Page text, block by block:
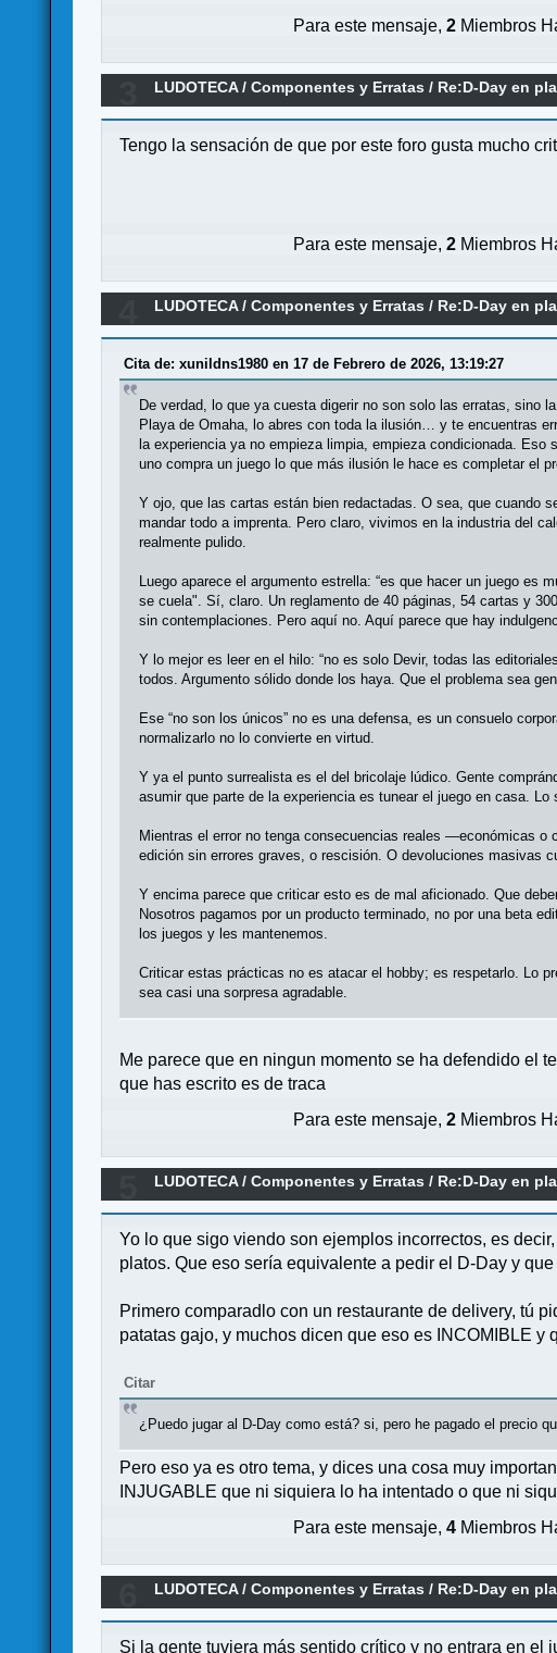
Para este mensaje,2 Miembros
LUDOTECA/Componentes y Erratas / Re:D-Day en
Tengo la sensación de que por este foro gusta mucho
Para este mensaje,2 Miembros
LUDOTECA/Componentes y Erratas / Re:D-Day en
Cita de: xunildns1980 en 17 de Febrero de 2026, 13:19:27
De verdad, lo que ya cuesta digerir no son solo las erratas, sino
Playa de Omaha, lo abres con toda la ilusión… y te encuentras
la experiencia ya no empieza limpia, empieza condicionada.
uno compra un juego lo que más ilusión le hace es completar el
Y ojo, que las cartas están bien redactadas. O sea, que cuando
mandar todo a imprenta. Pero claro, vivimos en la industria del
realmente pulido.
Luego aparece el argumento estrella: “es que hacer un juego
se cuela". Sí, claro. Un reglamento de 40 páginas, 54 cartas y
sin contemplaciones. Pero aquí no. Aquí parece que hay
Y lo mejor es leer en el hilo: “no es solo Devir, todas las
todos. Argumento sólido donde los haya. Que el problema sea
Ese “no son los únicos” no es una defensa, es un consuelo
normalizarlo no lo convierte en virtud.
Y ya el punto surrealista es el del bricolaje lúdico. Gente
asumir que parte de la experiencia es tunear el juego en casa.
Mientras el error no tenga consecuencias reales —económicas
edición sin errores graves, o rescisión. O devoluciones masivas
Y encima parece que criticar esto es de mal aficionado. Que
Nosotros pagamos por un producto terminado, no por una beta
los juegos y les mantenemos.
Criticar estas prácticas no es atacar el hobby; es respetarlo. Lo
sea casi una sorpresa agradable.
Me parece que en ningun momento se ha defendido el
que has escrito es de traca
Para este mensaje,2 Miembros
LUDOTECA/Componentes y Erratas / Re:D-Day en
Yo lo que sigo viendo son ejemplos incorrectos, es
platos. Que eso sería equivalente a pedir el D-Day y
Primero comparadlo con un restaurante de delivery, tú
patatas gajo, y muchos dicen que eso es INCOMIBLE y
Citar
¿Puedo jugar al D-Day como está? si, pero he pagado el precio
Pero eso ya es otro tema, y dices una cosa muy
INJUGABLE que ni siquiera lo ha intentado o que ni
Para este mensaje,4 Miembros
LUDOTECA/Componentes y Erratas / Re:D-Day en
Si la gente tuviera más sentido crítico y no entrara en